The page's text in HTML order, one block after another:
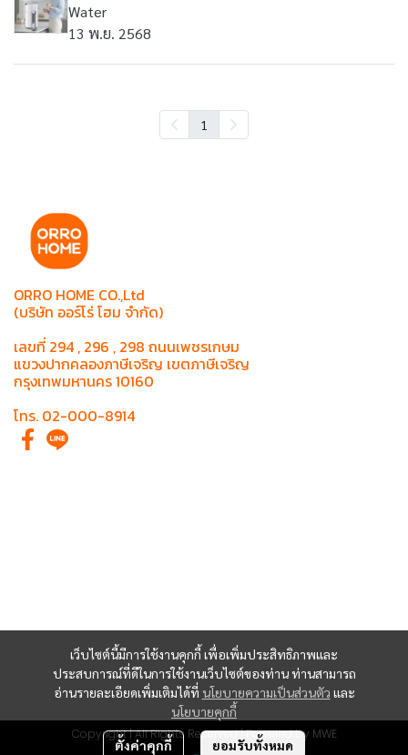
Water
13 พ.ย. 2568
1
เว็บไซต์นี้มีการใช้งานคุกกี้ เพื่อเพิ่มประสิทธิภาพและ
ประสบการณ์ที่ดีในการใช้งานเว็บไซต์ของท่าน ท่านสามารถ
อ่านรายละเอียดเพิ่มเติมได้ที่ นโยบายความเป็นส่วนตัว และ
นโยบายคุกกี้
ตั้งค่าคุกกี้ ยอมรับทั้งหมด
ORRO HOME CO.,Ltd
(บริษัท ออร์โร่ โฮม จำกัด)
เลขที่ 294 , 296 , 298 ถนนเพชรเกษม
แขวงปากคลองภาษีเจริญ เขตภาษีเจริญ
กรุงเทพมหานคร 10160
โทร. 02-000-8914
Copyright | All Rights Reserved | Powered by MWE